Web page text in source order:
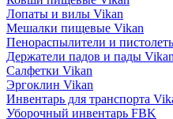
Лопаты и вилы Vikan
Мешалки пищевые Vikan
Пенораспылители и
Держатели падов и пады Vikan
Салфетки Vikan
Эргоклин Vikan
Инвентарь для транспорта
Уборочный инвентарь FBK